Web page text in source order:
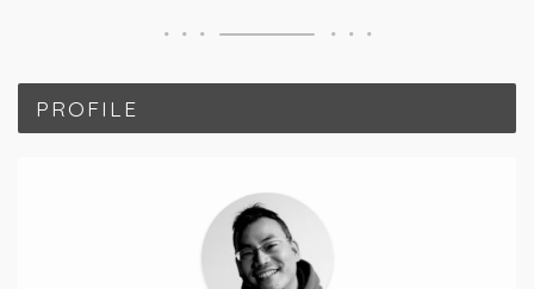
PROFILE